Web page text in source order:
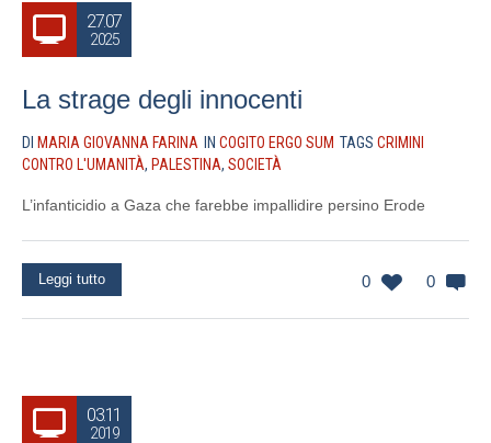
27.07
2025
La strage degli innocenti
DI MARIA GIOVANNA FARINA IN COGITO ERGO SUM TAGS CRIMINI
CONTRO L'UMANITÀ, PALESTINA, SOCIETÀ
L’infanticidio a Gaza che farebbe impallidire persino Erode
0 0
Leggi tutto
03.11
2019